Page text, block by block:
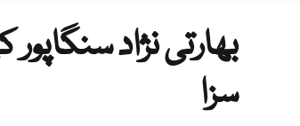
بھارتی نژاد
سزا